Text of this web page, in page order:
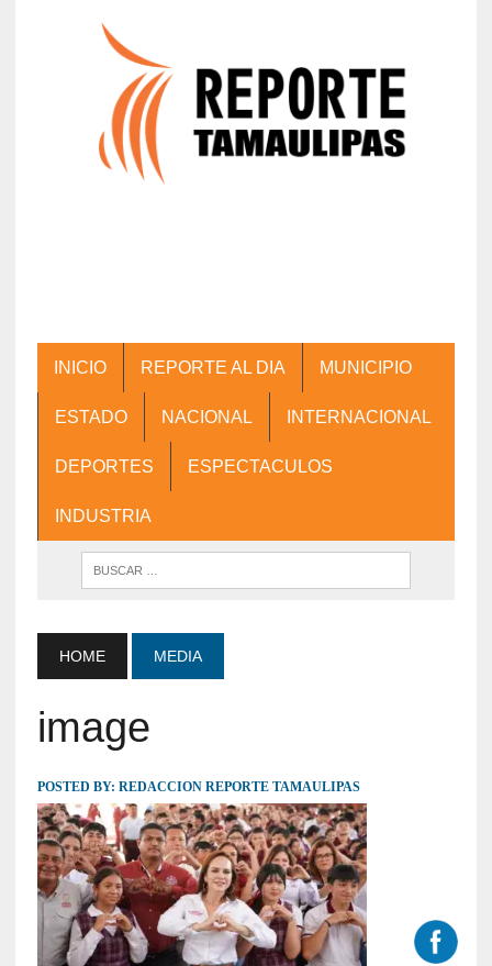
INICIO REPORTE AL DIA MUNICIPIO
ESTADO NACIONAL INTERNACIONAL
DEPORTES ESPECTACULOS
INDUSTRIA
HOME MEDIA
image
POSTED BY: REDACCION REPORTE TAMAULIPAS